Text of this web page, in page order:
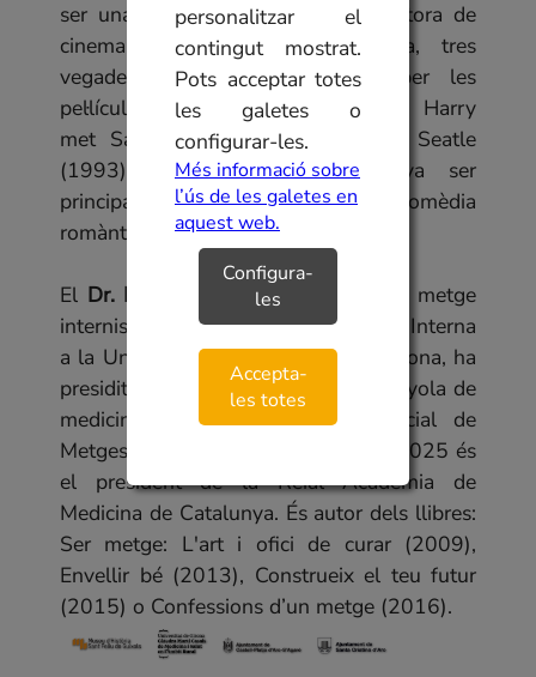
ser una productora, guionista, directora de
cinema i periodista estatunidenca, tres
vegades nominada als Oscars per les
pel·lícules Silkwood (1983), When Harry
met Sally... (1989) i Sleepless in Seatle
(1993). El gènere pel qual va ser
principalment coneguda va ser la comèdia
romàntica.
El Dr. Miquel Vilardellha exercit de metge
internista i de catedràtic de Medicina Interna
a la Universitat Autònoma de Barcelona, ha
presidit les societats catalana i espanyola de
medicina interna i el Col·legi Oficial de
Metges de Barcelona. Des de l'any 2025 és
el president de la Reial Acadèmia de
Medicina de Catalunya. És autor dels llibres:
Ser metge: L'art i ofici de curar (2009),
Envellir bé (2013), Construeix el teu futur
(2015) o Confessions d’un metge (2016).
personalitzar el
contingut mostrat.
Pots acceptar totes
les galetes o
configurar-les.
Més informació sobre
l’ús de les galetes en
aquest web.
Configura-
les
Accepta-
les totes